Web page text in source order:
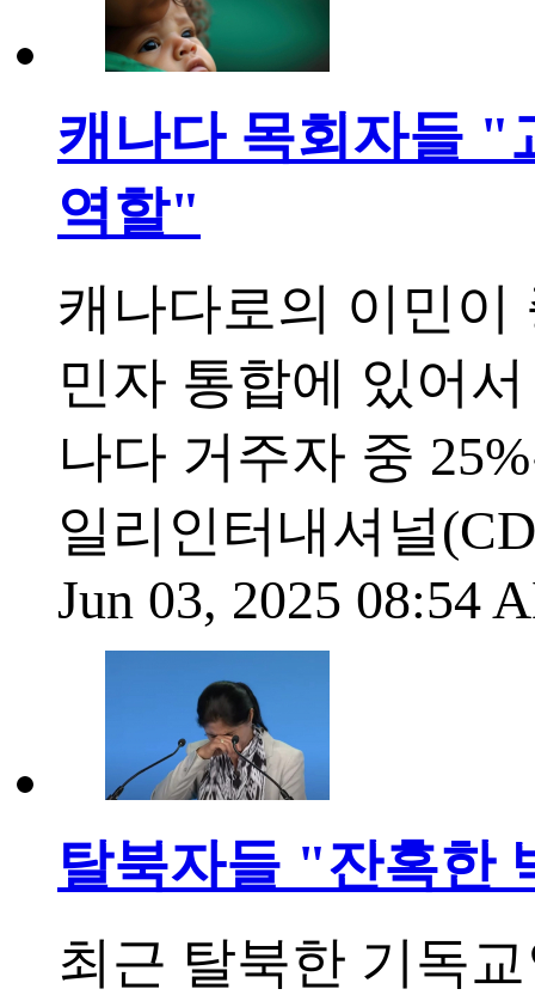
캐나다 목회자들 "
역할"
캐나다로의 이민이
민자 통합에 있어
나다 거주자 중
일리인터내셔널
Jun 03, 2025 08:54
탈북자들 "잔혹한
최근 탈북한 기독